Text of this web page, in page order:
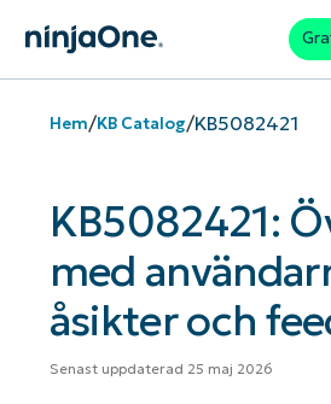
Hem/KB Catalog/KB5082421
KB5082421:
med
åsikter och
Senast uppdaterad 25 maj 2026